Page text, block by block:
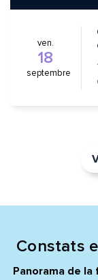
ven.
18
septembre
Constats
Panorama de